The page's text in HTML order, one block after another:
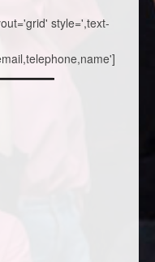
style=',text-